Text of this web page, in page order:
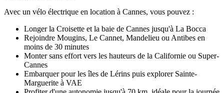
Avec un vélo électrique en location à Cannes, vous pouvez :
Longer la Croisette et la baie de Cannes jusqu'à La Bocca
Rejoindre Mougins, Le Cannet, Mandelieu ou Antibes en
moins de 30 minutes
Monter sans effort vers les hauteurs de la Californie ou Super-
Cannes
Embarquer pour les îles de Lérins puis explorer Sainte-
Marguerite à VAE